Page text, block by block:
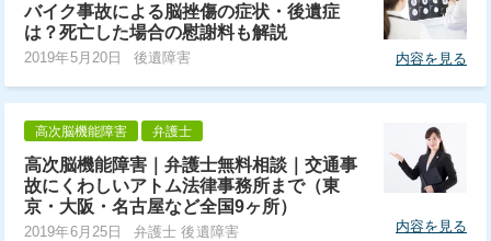
バイク事故による脳挫傷の症状・後遺症
は？死亡した場合の慰謝料も解説
2019年5月20日 後遺障害 内容を見る
高次脳機能障害 弁護士
高次脳機能障害｜弁護士無料相談｜交通事
故にくわしいアトム法律事務所まで（東
京・大阪・名古屋など全国9ヶ所）
2019年6月25日 弁護士 後遺障害 内容を見る